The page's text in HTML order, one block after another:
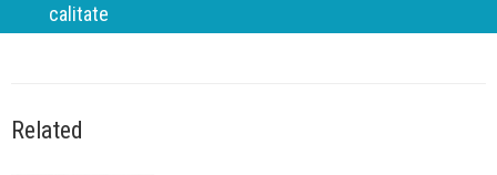
calitate
Related